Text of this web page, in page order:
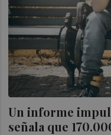
Un informe
señala que